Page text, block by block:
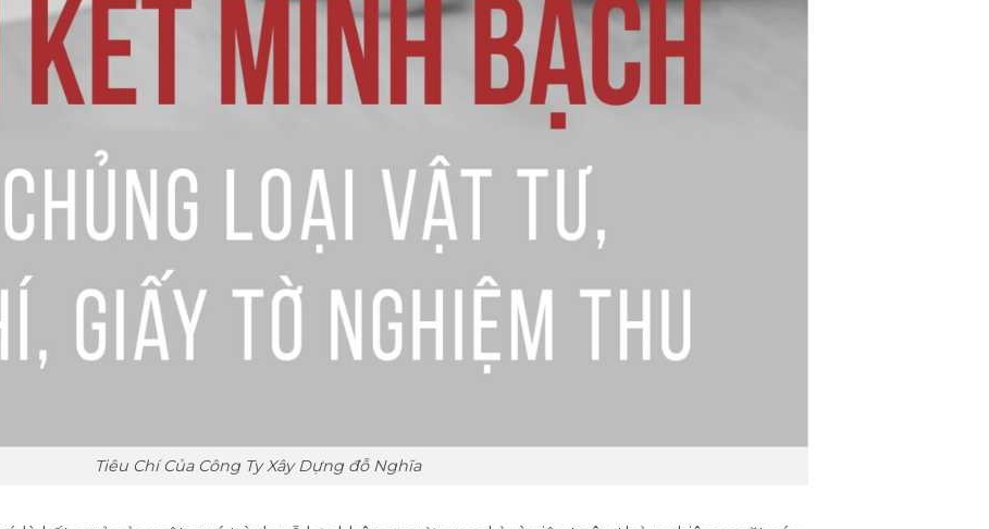
Tiêu Chí Của Công Ty Xây Dựng đỗ Nghĩa